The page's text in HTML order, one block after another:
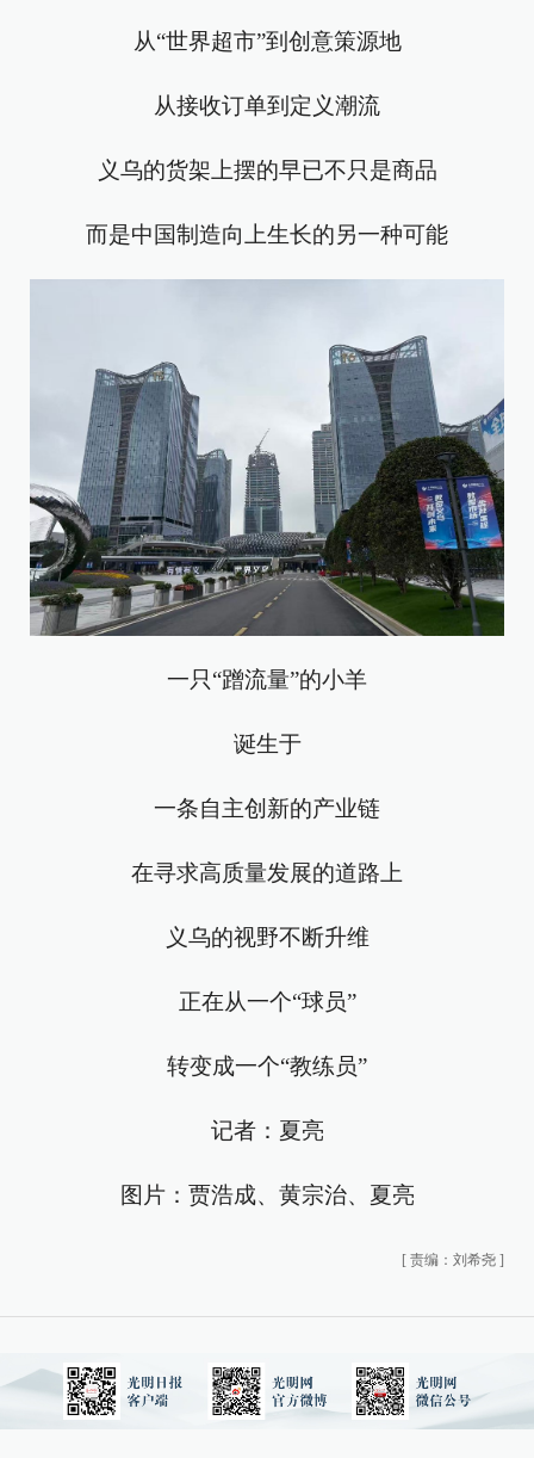
从“世界超市”到创意策源地
从接收订单到定义潮流
义乌的货架上摆的早已不只是商品
而是中国制造向上生长的另一种可能
一只“蹭流量”的小羊
诞生于
一条自主创新的产业链
在寻求高质量发展的道路上
义乌的视野不断升维
正在从一个“球员”
转变成一个“教练员”
记者：夏亮
图片：贾浩成、黄宗治、夏亮
[ 责编：刘希尧 ]